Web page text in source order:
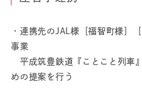
・連携先のJAL様［福智町様］
事業
平成筑豊鉄道『ことこと列車
めの提案を行う